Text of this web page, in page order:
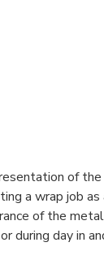
of
a wrap job
of the
during day in